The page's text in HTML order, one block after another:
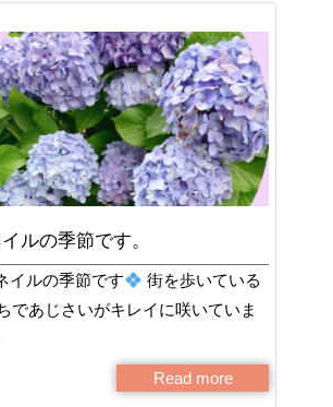
ルの季節です。
イルの季節です
街を歩いている
であじさいがキレイに咲いていま
Read more